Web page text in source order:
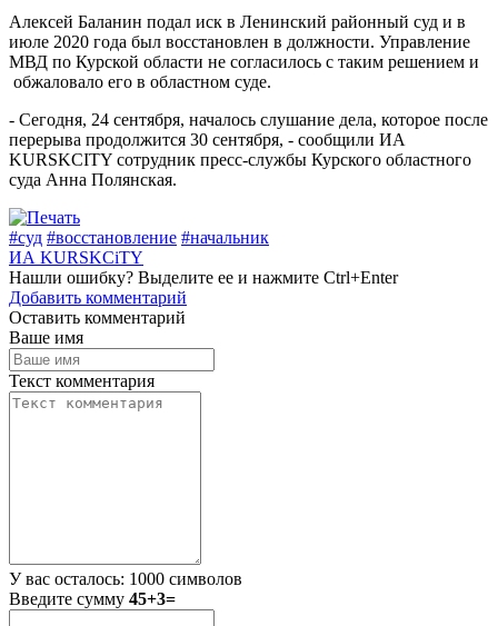
Алексей Баланин подал иск в Ленинский районный суд и в
июле 2020 года был восстановлен в должности. Управление
МВД по Курской области не согласилось с таким решением и
обжаловало его в областном суде.
- Сегодня, 24 сентября, началось слушание дела, которое после
перерыва продолжится 30 сентября, - сообщили ИА
KURSKCITY сотрудник пресс-службы Курского областного
суда Анна Полянская.
#суд #восстановление #начальник
ИА KURSKCiTY
Нашли ошибку? Выделите ее и нажмите Ctrl+Enter
Добавить комментарий
Оставить комментарий
Ваше имя
Текст комментария
У вас осталось: 1000 символов
Введите сумму 45+3=